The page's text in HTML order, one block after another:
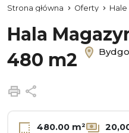
Strona główna Oferty Hale
Hala
480 m2
Drukuj
480.00 m²